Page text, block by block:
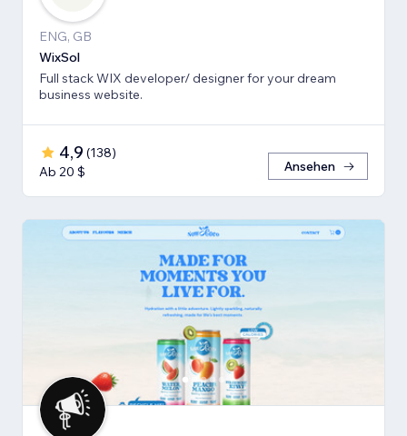
ENG, GB
WixSol
Full stack WIX developer/ designer for your dream
business website.
4,9 (138)
Ab 20 $
Ansehen